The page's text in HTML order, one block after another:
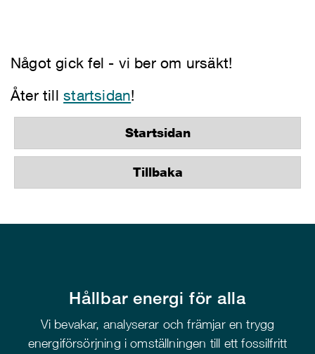
Något gick fel - vi ber om ursäkt!
Åter tillstartsidan!
Startsidan
Tillbaka
Hållbar energi för alla
Vi bevakar, analyserar och främjar en trygg
energiförsörjning i omställningen till ett fossilfritt